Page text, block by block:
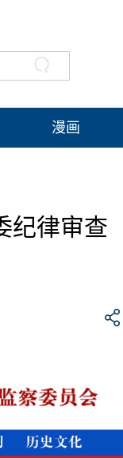
漫画
纪律审查